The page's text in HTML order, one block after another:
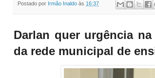
Postado por Irmão Inaldo às 16:37
Darlan quer urgência
da rede municipal de